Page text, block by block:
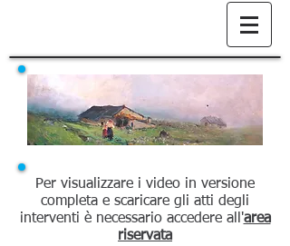
Per visualizzare i video in versione
completa e scaricare gli atti degli
interventi è necessario accedere all'area
riservata